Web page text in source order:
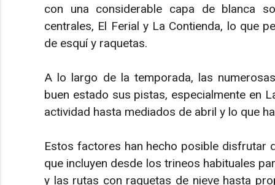
con una considerable capa de blanca
centrales, El Ferial y La Contienda, lo que
de esquí y raquetas.
A lo largo de la temporada, las
buen estado sus pistas, especialmente en
actividad hasta mediados de abril y lo que
Estos factores han hecho posible disfrutar
que incluyen desde los trineos habituales
y las rutas con raquetas de nieve hasta